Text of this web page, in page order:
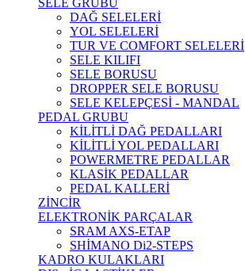
SELE GRUBU
DAĞ SELELERİ
YOL SELELERİ
TUR VE COMFORT SELELERİ
SELE KILIFI
SELE BORUSU
DROPPER SELE BORUSU
SELE KELEPÇESİ - MANDAL
PEDAL GRUBU
KİLİTLİ DAĞ PEDALLARI
KİLİTLİ YOL PEDALLARI
POWERMETRE PEDALLAR
KLASİK PEDALLAR
PEDAL KALLERİ
ZİNCİR
ELEKTRONİK PARÇALAR
SRAM AXS-ETAP
SHİMANO Di2-STEPS
KADRO KULAKLARI